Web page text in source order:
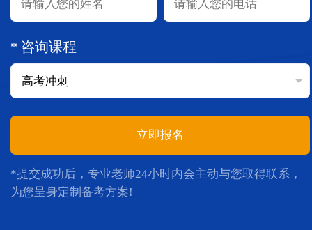
* 咨询课程
立即报名
*提交成功后，专业老师24小时内会主动与您取得联系，
为您呈身定制备考方案!